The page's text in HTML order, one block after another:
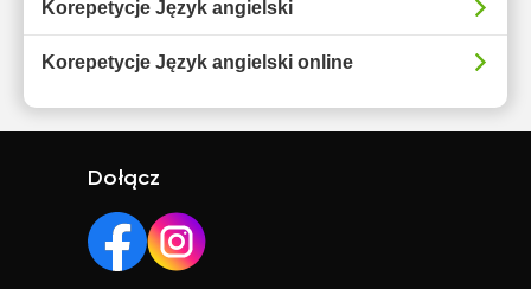
Korepetycje Język angielski
Korepetycje Język angielski online
Dołącz